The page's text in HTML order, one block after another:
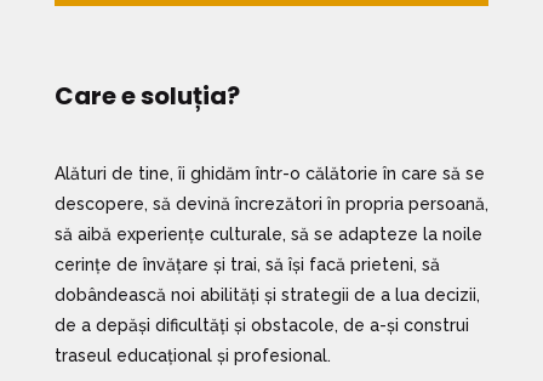
Care e soluția?
Alături de tine, îi ghidăm într-o călătorie în care să se
descopere, să devină încrezători în propria persoană,
să aibă experiențe culturale, să se adapteze la noile
cerințe de învățare și trai, să își facă prieteni, să
dobândească noi abilități și strategii de a lua decizii,
de a depăși dificultăți și obstacole, de a-și construi
traseul educațional și profesional.